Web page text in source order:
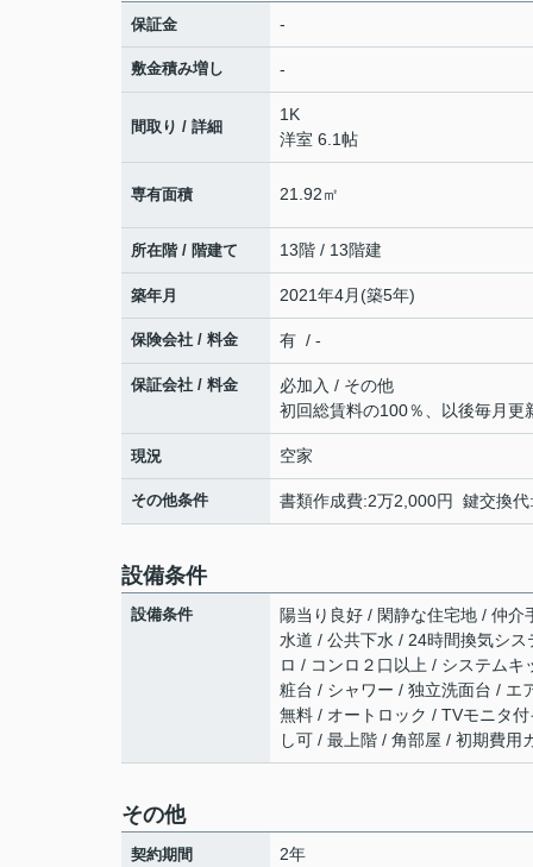
保証金 -
敷金積み増し -
間取り / 詳細
1K
洋室 6.1帖
専有面積 21.92㎡
所在階 / 階建て 13階 / 13階建
築年月 2021年4月(築5年)
保険会社 / 料金 有 / -
保証会社 / 料金
必加入 / その他
初回総賃料の100％、以後毎月更
現況 空家
その他条件 書類作成費:2万2,000円 鍵交換
設備条件
設備条件
陽当り良好 / 閑静な住宅地 / 仲
水道 / 公共下水 / 24時間換気シ
ロ / コンロ２口以上 / システム
粧台 / シャワー / 独立洗面台 / エ
無料 / オートロック / TVモニタ
し可 / 最上階 / 角部屋 / 初期費用
その他
契約期間 2年